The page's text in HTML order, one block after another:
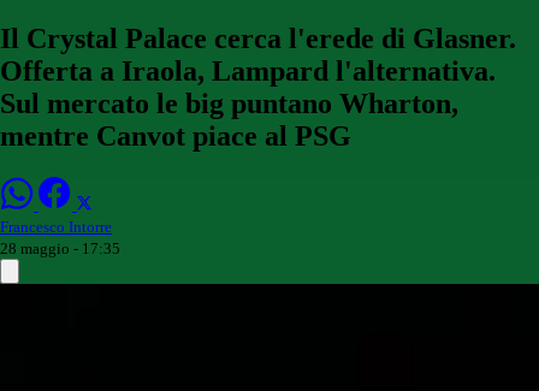
Il Crystal Palace cerca l'erede di Glasner.
Offerta a Iraola, Lampard l'alternativa.
Sul mercato le big puntano Wharton,
mentre Canvot piace al PSG
Francesco Intorre
28 maggio - 17:35